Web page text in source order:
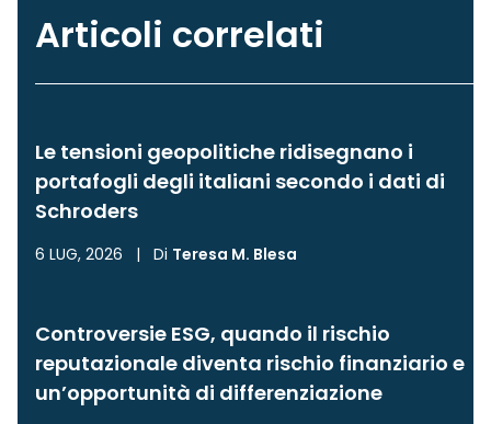
Articoli correlati
Le tensioni geopolitiche ridisegnano i
portafogli degli italiani secondo i dati di
Schroders
6 LUG, 2026 | Di Teresa M. Blesa
Controversie ESG, quando il rischio
reputazionale diventa rischio finanziario e
un’opportunità di differenziazione